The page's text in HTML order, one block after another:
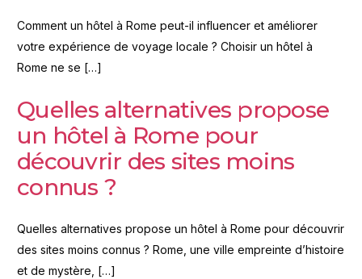
Comment un hôtel à Rome peut-il influencer et améliorer
votre expérience de voyage locale ? Choisir un hôtel à
Rome ne se […]
Quelles alternatives propose
un hôtel à Rome pour
découvrir des sites moins
connus ?
Quelles alternatives propose un hôtel à Rome pour découvrir
des sites moins connus ? Rome, une ville empreinte d’histoire
et de mystère, […]